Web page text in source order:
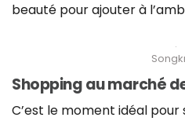
beauté pour ajouter à
Shopping au marché
C’est le moment idéal